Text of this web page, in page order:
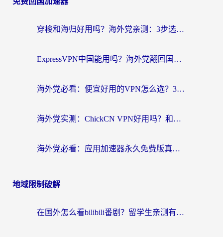
穿梭和海归好用吗？海外党亲测：3步选对回国加速器，无缝刷国内剧玩手游
ExpressVPN中国能用吗？海外党翻回国内的加速器选择指南（附番茄加速器实测）
海外党必看：便宜好用的VPN怎么选？3步解决回国访问难题+Steam改区技巧
海外党实测：ChickCN VPN好用吗？和OurPlay VPN对比哪个回国效果更好？附避坑指南
海外党必看：应用加速器永久免费版真的靠谱吗？教你选对回国加速器无缝刷国内资源
地域限制破解
在国外怎么看bilibili番剧？留学生亲测有效的地域限制突破指南（附酷我酷狗音乐解决方法）